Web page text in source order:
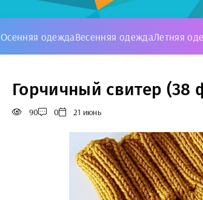
Осенняя одеждаВесенняя одеждаЛетняя
Горчичный свитер (38
90 0 21 июнь